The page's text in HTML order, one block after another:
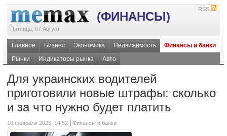
(ФИНАНСЫ)
Пятница, 07 Август
RSS
Главное Бизнес Экономика Недвижимость
Финансы и банки
Рынки
Индикаторы рынка Авто
Для украинских водителей
приготовили новые штрафы: сколько
и за что нужно будет платить
16 февраля 2025, 14:52 Финансы и банки